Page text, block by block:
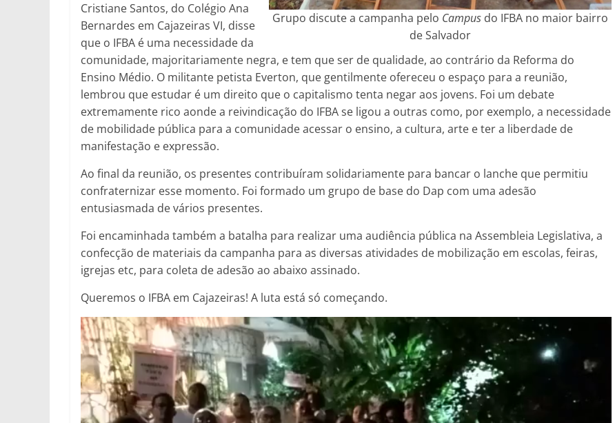
Grupo discute a campanha pelo Campus do IFBA no maior bairro
de Salvador
Cristiane Santos, do Colégio Ana
Bernardes em Cajazeiras VI, disse
que o IFBA é uma necessidade da
comunidade, majoritariamente negra, e tem que ser de qualidade, ao contrário da Reforma do
Ensino Médio. O militante petista Everton, que gentilmente ofereceu o espaço para a reunião,
lembrou que estudar é um direito que o capitalismo tenta negar aos jovens. Foi um debate
extremamente rico aonde a reivindicação do IFBA se ligou a outras como, por exemplo, a necessidade
de mobilidade pública para a comunidade acessar o ensino, a cultura, arte e ter a liberdade de
manifestação e expressão.
Ao final da reunião, os presentes contribuíram solidariamente para bancar o lanche que permitiu
confraternizar esse momento. Foi formado um grupo de base do Dap com uma adesão
entusiasmada de vários presentes.
Foi encaminhada também a batalha para realizar uma audiência pública na Assembleia Legislativa, a
confecção de materiais da campanha para as diversas atividades de mobilização em escolas, feiras,
igrejas etc, para coleta de adesão ao abaixo assinado.
Queremos o IFBA em Cajazeiras! A luta está só começando.